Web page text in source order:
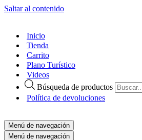
Saltar al contenido
Inicio
Tienda
Carrito
Plano Turístico
Videos
Búsqueda de productos
Política de devoluciones
Menú de navegación
Menú de navegación